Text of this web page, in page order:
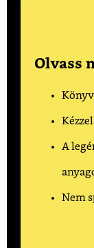
Olvass
A
Nem